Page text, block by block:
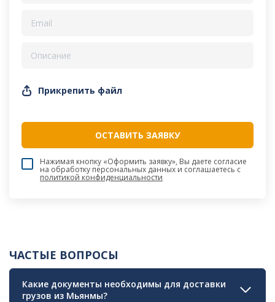
Прикрепить файл
Нажимая кнопку «Оформить заявку», Вы даете согласие
на обработку персональных данных и соглашаетесь c
политикой конфиденциальности
ЧАСТЫЕ ВОПРОСЫ
Какие документы необходимы для доставки
грузов из Мьянмы?